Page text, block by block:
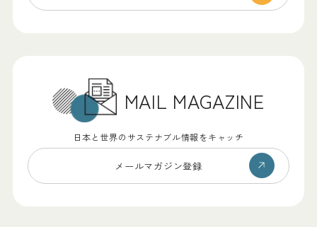
MAIL MAGAZINE
日本と世界のサステナブル情報をキャッチ
メールマガジン登録